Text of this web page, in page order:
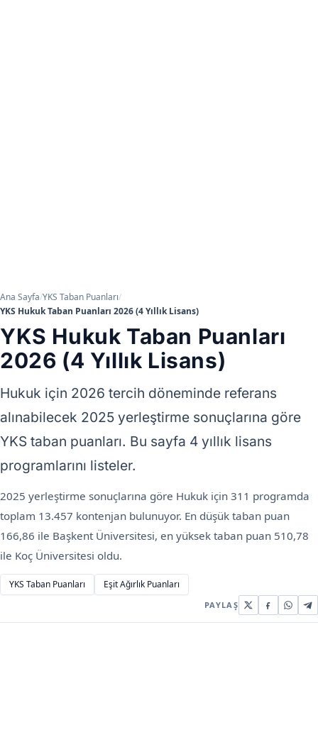
Ana Sayfa/YKS Taban Puanları/
YKS Hukuk Taban Puanları 2026 (4 Yıllık Lisans)
YKS Hukuk Taban Puanları
2026 (4 Yıllık Lisans)
Hukuk için 2026 tercih döneminde referans
alınabilecek 2025 yerleştirme sonuçlarına göre
YKS taban puanları. Bu sayfa 4 yıllık lisans
programlarını listeler.
2025 yerleştirme sonuçlarına göre Hukuk için 311 programda
toplam 13.457 kontenjan bulunuyor. En düşük taban puan
166,86 ile Başkent Üniversitesi, en yüksek taban puan 510,78
ile Koç Üniversitesi oldu.
YKS Taban Puanları Eşit Ağırlık Puanları
PAYLAŞ